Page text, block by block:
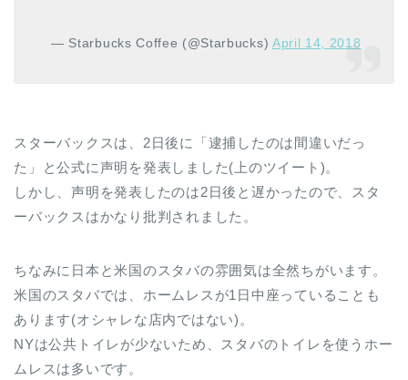
— Starbucks Coffee (@Starbucks) April 14, 2018
スターバックスは、2日後に「逮捕したのは間違いだっ
た」と公式に声明を発表しました(上のツイート)。
しかし、声明を発表したのは2日後と遅かったので、スタ
ーバックスはかなり批判されました。
ちなみに日本と米国のスタバの雰囲気は全然ちがいます。
米国のスタバでは、ホームレスが1日中座っていることも
あります(オシャレな店内ではない)。
NYは公共トイレが少ないため、スタバのトイレを使うホー
ムレスは多いです。